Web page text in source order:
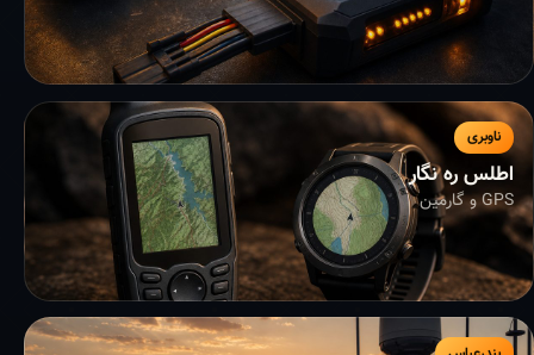
ناوبری
اطلس ره نگار
GPS و گارمین